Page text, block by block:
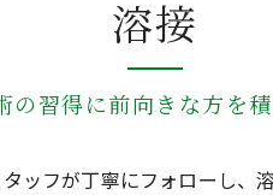
溶接
の習得に前向きな方を
ッフが丁寧にフォローし